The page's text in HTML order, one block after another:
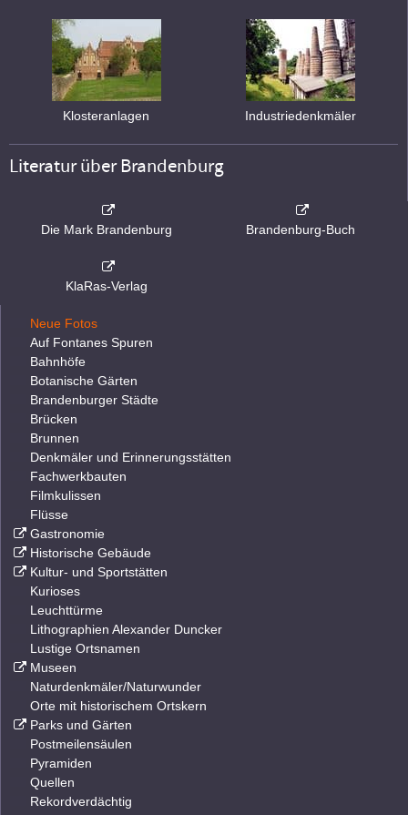
Klosteranlagen Industriedenkmäler
Literatur über Brandenburg
Die Mark Brandenburg Brandenburg-Buch
KlaRas-Verlag
Neue Fotos
Auf Fontanes Spuren
Bahnhöfe
Botanische Gärten
Brandenburger Städte
Brücken
Brunnen
Denkmäler und Erinnerungsstätten
Fachwerkbauten
Filmkulissen
Flüsse
Gastronomie
Historische Gebäude
Kultur- und Sportstätten
Kurioses
Leuchttürme
Lithographien Alexander Duncker
Lustige Ortsnamen
Museen
Naturdenkmäler/Naturwunder
Orte mit historischem Ortskern
Parks und Gärten
Postmeilensäulen
Pyramiden
Quellen
Rekordverdächtig